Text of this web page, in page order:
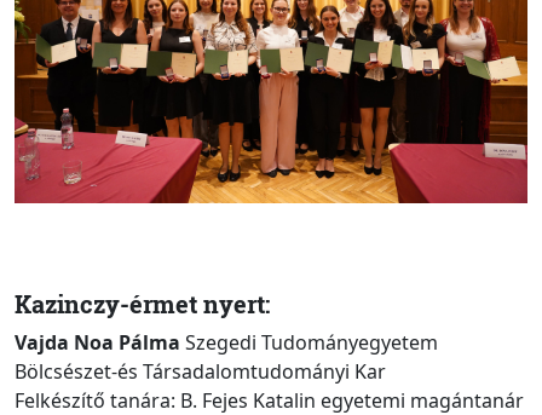
Kazinczy-érmet nyert:
Vajda Noa Pálma Szegedi Tudományegyetem
Bölcsészet-és Társadalomtudományi Kar
Felkészítő tanára: B. Fejes Katalin egyetemi magántanár